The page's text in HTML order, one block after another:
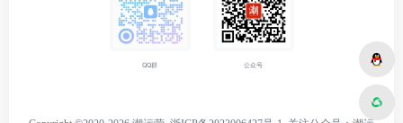
QQ群 公众号